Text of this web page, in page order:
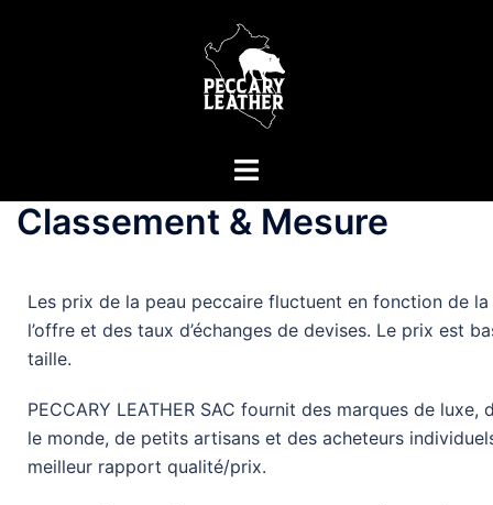
Classement & Mesure
Les prix de la peau peccaire fluctuent en fonction de
l’offre et des taux d’échanges de devises. Le prix est
taille.
PECCARY LEATHER SAC fournit des marques de
le monde, de petits artisans et des acheteurs
meilleur rapport qualité/prix.